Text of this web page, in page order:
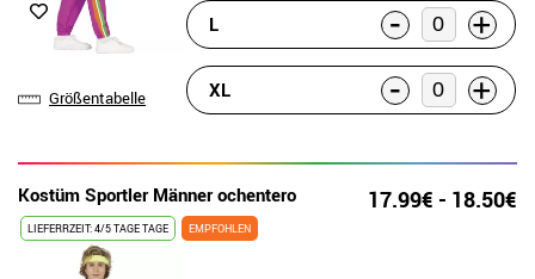
Größentabelle
L - +
XL - +
Kostüm Sportler Männer ochentero 17.99€ - 18.50€
LIEFERRZEIT: 4/5 TAGE TAGE EMPFOHLEN